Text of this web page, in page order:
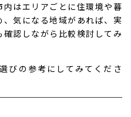
はエリアごとに住環境や暮
気になる地域があれば、実
認しながら比較検討してみ
びの参考にしてみてくださ